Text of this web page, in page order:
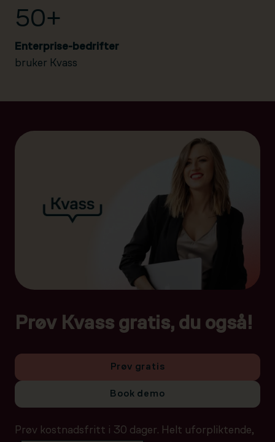
50+
Enterprise-bedrifter
bruker Kvass
Prøv Kvass gratis, du også!
Prøv gratis
Book demo
Prøv kostnadsfritt i 30 dager. Helt uforpliktende,